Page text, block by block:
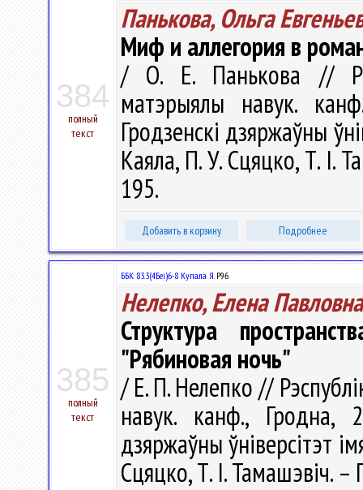
384
полный
текст
Панькова, Ольга
Миф и аллегория в
/ О. Е. Панькова //
матэрыялы навук.
Гродзенскi дзяржаўны
Каяла, П. У. Сцяцко, Т. І.
195.
Добавить в корзину Подробнее
385
полный
текст
ББК 83.3(4Беі)6-8 Купала Я.Р96
Нелепко, Елена Павловна
Структура
"Рябиновая ночь"
/ Е. П. Нелепко //
навук. канф., Гродна,
дзяржаўны ўнiверсітэт
Сцяцко, Т. І. Тамашэвіч.